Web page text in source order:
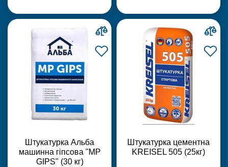
Штукатурка Альба
машинна гіпсова "MP
GIPS" (30 кг)
Штукатурка цементна
KREISEL 505 (25кг)